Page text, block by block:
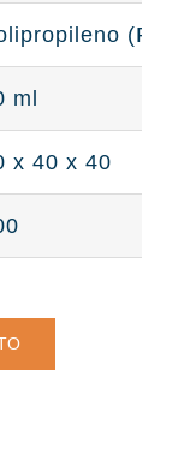
(PP)
ml
x 40 x 40